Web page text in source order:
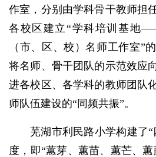
作室，分别由学科骨干教师担
各校区建立“学科培训基地
（市、区、校）名师工作室”
将名师、骨干团队的示范效应
进各校区、各学科的教师团队
师队伍建设的“同频共振”。
芜湖市利民路小学构建了“
度，即“蕙芽、蕙苗、蕙芒、